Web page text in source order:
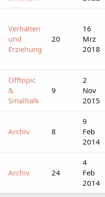
Verhalten
und
Erziehung
20
16
Mrz
2018
Offtopic
&
Smalltalk
9
2
Nov
2015
Archiv 8
9
Feb
2014
Archiv 24
4
Feb
2014